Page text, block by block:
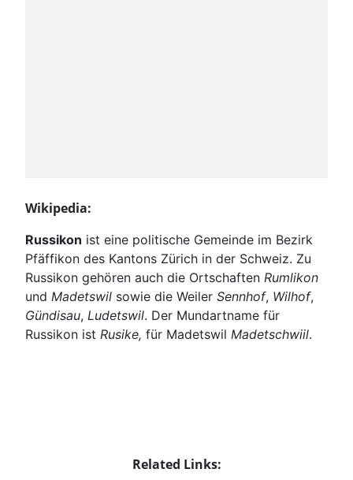
Wikipedia:
Russikon ist eine politische Gemeinde im Bezirk
Pfäffikon des Kantons Zürich in der Schweiz. Zu
Russikon gehören auch die Ortschaften Rumlikon
und Madetswil sowie die Weiler Sennhof, Wilhof,
Gündisau, Ludetswil. Der Mundartname für
Russikon ist Rusike, für Madetswil Madetschwiil.
Related Links: